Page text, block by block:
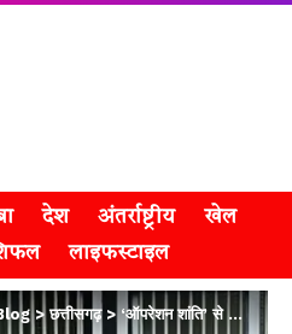
देश अंतर्राष्ट्रीय
खेल
लाइफस्टाइल
>छत्तीसगढ़> ‘ऑपरेशन शांति’ से कोरबा में अपराधियों में हड़कंप, 51 वारंटियों की गिरफ्तारी